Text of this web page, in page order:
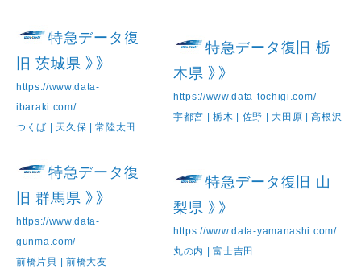
特急データ復
旧 茨城県 》》
https://www.data-
ibaraki.com/
つくば | 天久保 | 常陸太田
特急データ復旧 栃
木県 》》
https://www.data-tochigi.com/
宇都宮 | 栃木 | 佐野 | 大田原 | 高根沢
特急データ復
旧 群馬県 》》
https://www.data-
gunma.com/
前橋片貝 | 前橋大友
特急データ復旧 山
梨県 》》
https://www.data-yamanashi.com/
丸の内 | 富士吉田